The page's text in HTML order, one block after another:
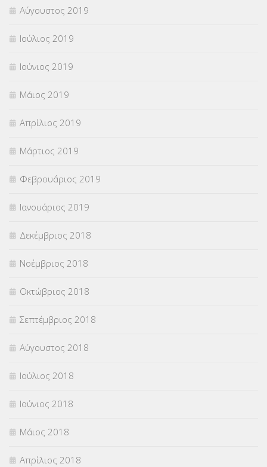
Αύγουστος 2019
Ιούλιος 2019
Ιούνιος 2019
Μάιος 2019
Απρίλιος 2019
Μάρτιος 2019
Φεβρουάριος 2019
Ιανουάριος 2019
Δεκέμβριος 2018
Νοέμβριος 2018
Οκτώβριος 2018
Σεπτέμβριος 2018
Αύγουστος 2018
Ιούλιος 2018
Ιούνιος 2018
Μάιος 2018
Απρίλιος 2018